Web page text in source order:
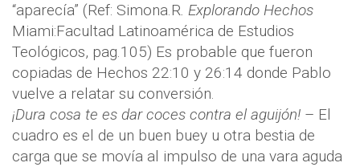
“aparecía” (Ref: Simona.R. Explorando Hechos
Miami:Facultad Latinoamérica de Estudios
Teológicos, pag.105) Es probable que fueron
copiadas de Hechos 22:10 y 26:14 donde Pablo
vuelve a relatar su conversión.
¡Dura cosa te es dar coces contra el aguijón! – El
cuadro es el de un buen buey u otra bestia de
carga que se movía al impulso de una vara aguda